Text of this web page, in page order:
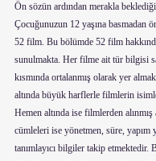
Ön sözün ardından merakla
Çocuğunuzun 12 yaşına basmadan
52 film. Bu bölümde 52 film
sunulmakta. Her filme ait tür bilgisi
kısmında ortalanmış olarak yer
altında büyük harflerle filmlerin
Hemen altında ise filmlerden alınmış
cümleleri ise yönetmen, süre, yapım
tanımlayıcı bilgiler takip etmektedir.